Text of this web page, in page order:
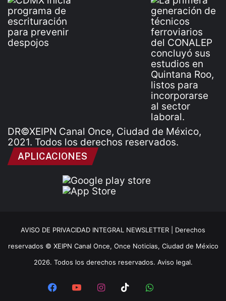
DR©XEIPN Canal Once, Ciudad de México,
2021. Todos los derechos reservados.
APLICACIONES
AVISO DE PRIVACIDAD INTEGRAL NEWSLETTER | Derechos
reservados © XEIPN Canal Once, Once Noticias, Ciudad de México
2026. Todos los derechos reservados. Aviso legal.
FacebookYouTubeInstagram
TikTokWhatsApp